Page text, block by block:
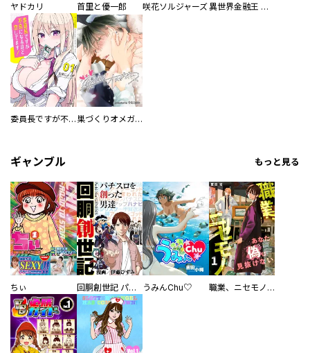
ヤドカリ 首里と優一郎 咲花ソルジャーズ 異世界金融王 ～クローネ・ゴルディオンの覇道～
委員長ですが不良になるほど恋してます！ 巣づくりオメガバース
ギャンブル もっと見る
ちぃ 回胴創世記 パチスロを創った男達 うみんChu♡ 職業、ニセモノ～あなたに偽は見抜けない【電子単行本版】